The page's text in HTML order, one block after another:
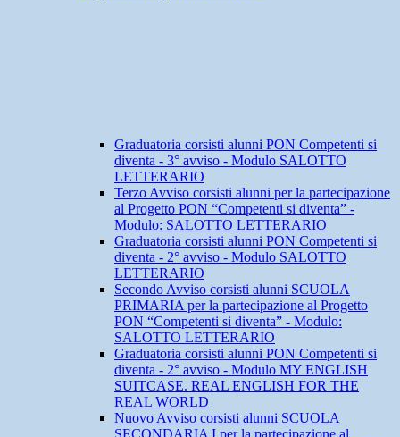
Graduatoria corsisti alunni PON Competenti si
diventa - 3° avviso - Modulo SALOTTO
LETTERARIO
Terzo Avviso corsisti alunni per la partecipazione
al Progetto PON “Competenti si diventa” -
Modulo: SALOTTO LETTERARIO
Graduatoria corsisti alunni PON Competenti si
diventa - 2° avviso - Modulo SALOTTO
LETTERARIO
Secondo Avviso corsisti alunni SCUOLA
PRIMARIA per la partecipazione al Progetto
PON “Competenti si diventa” - Modulo:
SALOTTO LETTERARIO
Graduatoria corsisti alunni PON Competenti si
diventa - 2° avviso - Modulo MY ENGLISH
SUITCASE. REAL ENGLISH FOR THE
REAL WORLD
Nuovo Avviso corsisti alunni SCUOLA